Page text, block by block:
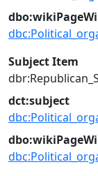
Subject Item
dct:subject